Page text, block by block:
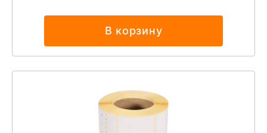
В корзину